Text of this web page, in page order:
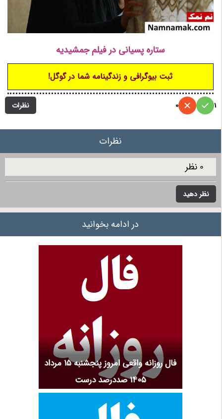
ستاره پسیانی در فیلم جمشیدیه
ثبت بیوگرافی و زندگینامه شما در گوگل!
نظرات 1
0
نظرات
0 نظر
نظر دهید
در ادامه بخوانید
فال روزانه واقعی امروز پنجشنبه ۱۵ مرداد
۱۴۰۵ صددرصد درست